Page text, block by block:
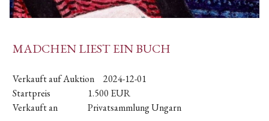
MADCHEN LIEST EIN BUCH
Verkauft auf Auktion
2024-12-01
Startpreis
1.500 EUR
Verkauft an
Privatsammlung Ungarn